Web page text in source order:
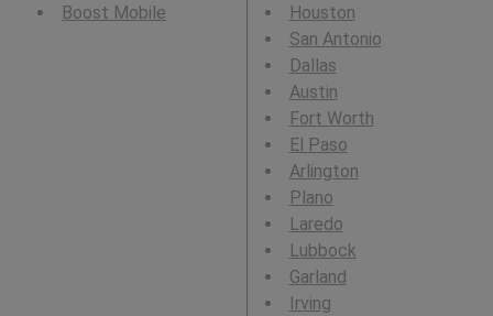
Boost Mobile
Houston
San Antonio
Dallas
Austin
Fort Worth
El Paso
Arlington
Plano
Laredo
Lubbock
Garland
Irving